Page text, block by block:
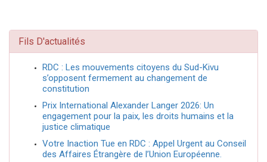
Fils D'actualités
RDC : Les mouvements citoyens du Sud-Kivu
s’opposent fermement au changement de
constitution
Prix International Alexander Langer 2026: Un
engagement pour la paix, les droits humains et la
justice climatique
Votre Inaction Tue en RDC : Appel Urgent au Conseil
des Affaires Étrangère de l’Union Européenne.